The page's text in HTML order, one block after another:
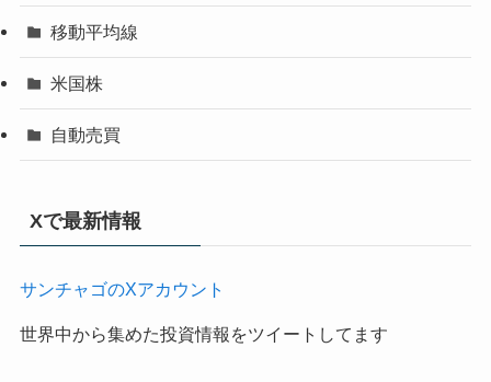
移動平均線
米国株
自動売買
Xで最新情報
サンチャゴのXアカウント
世界中から集めた投資情報をツイートしてます